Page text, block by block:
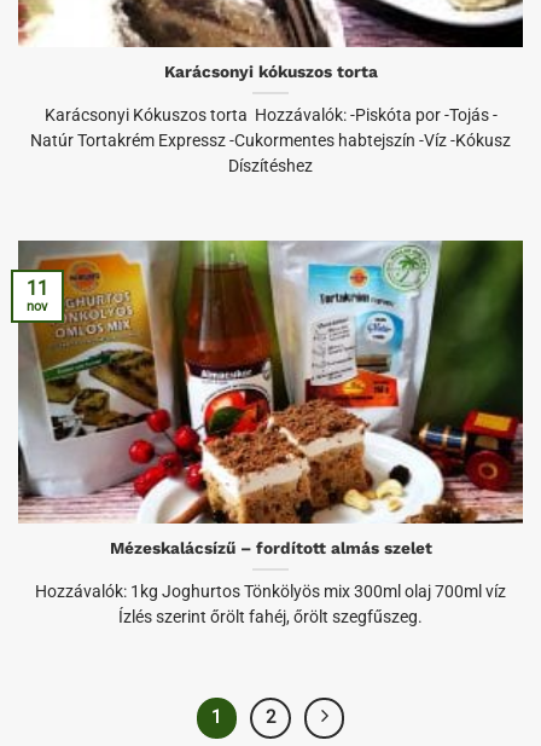
Karácsonyi kókuszos torta
Karácsonyi Kókuszos torta Hozzávalók: -Piskóta por -Tojás -
Natúr Tortakrém Expressz -Cukormentes habtejszín -Víz -Kókusz
Díszítéshez
Mézeskalácsízű – fordított almás szelet
Hozzávalók: 1kg Joghurtos Tönkölyös mix 300ml olaj 700ml víz
Ízlés szerint őrölt fahéj, őrölt szegfűszeg.
11
nov
1 2